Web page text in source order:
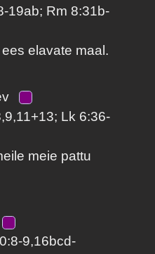
19ab; Rm 8:31b-
elavate maal.
Lk 6:36-
meie pattu
9,16bcd-